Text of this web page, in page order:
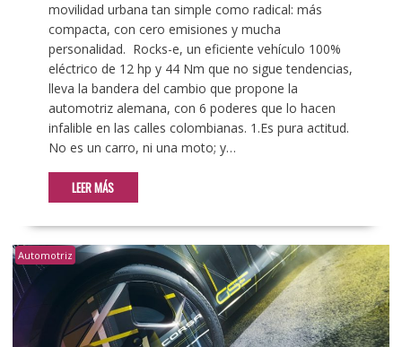
movilidad urbana tan simple como radical: más
compacta, con cero emisiones y mucha
personalidad. Rocks-e, un eficiente vehículo 100%
eléctrico de 12 hp y 44 Nm que no sigue tendencias,
lleva la bandera del cambio que propone la
automotriz alemana, con 6 poderes que lo hacen
infalible en las calles colombianas. 1.Es pura actitud.
No es un carro, ni una moto; y…
LEER MÁS
Automotriz